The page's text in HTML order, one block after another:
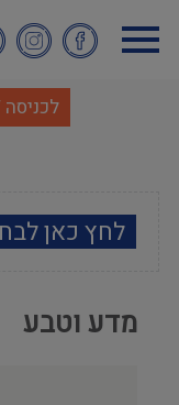
לתוכן
העיקרי
לחץ כאן
אמנות
מדע וטבע